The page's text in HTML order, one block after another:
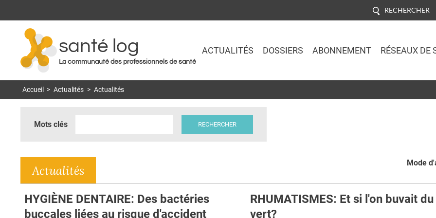
RECHERCHER
santé log
La communauté des professionnels de santé
ACTUALITÉS DOSSIERS ABONNEMENT RÉSEAUX DE
Accueil > Actualités > Actualités
Mots clés
Mode
Actualités
HYGIÈNE DENTAIRE: Des bactéries
buccales liées au risque d'accident
RHUMATISMES: Et si l'on buvait
vert?